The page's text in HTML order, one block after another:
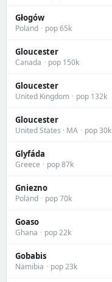
Głogów
Poland · pop 65k
Gloucester
Canada · pop 150k
Gloucester
United Kingdom · pop 132k
Gloucester
United States · MA · pop 30k
Glyfáda
Greece · pop 87k
Gniezno
Poland · pop 70k
Goaso
Ghana · pop 22k
Gobabis
Namibia · pop 23k